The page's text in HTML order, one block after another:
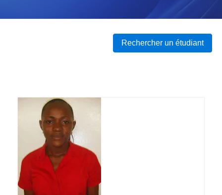
Rechercher un étudiant